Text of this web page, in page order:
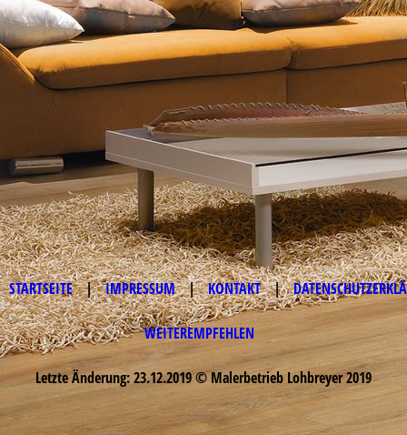
STARTSEITE | IMPRESSUM | KONTAKT |
WEITEREMPFEHLEN
Letzte Änderung: 23.12.2019 © Malerbetrieb Lohbreyer 2019